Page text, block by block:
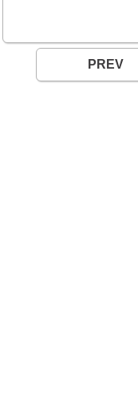
PREV